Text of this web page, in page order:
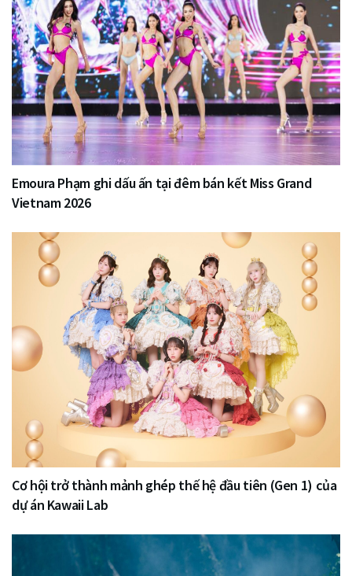
Emoura Phạm ghi dấu ấn tại đêm bán kết Miss Grand
Vietnam 2026
Cơ hội trở thành mảnh ghép thế hệ đầu tiên (Gen 1) của
dự án Kawaii Lab